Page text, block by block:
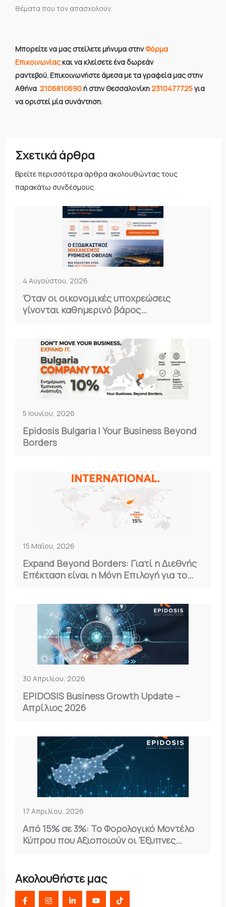
θέματα που τον απασχολούν.
Mπορείτε να μας στείλετε μήνυμα στηνΦόρμα
Επικοινωνίαςκαι να κλείσετε ένα δωρεάν
ραντεβού. Επικοινωνήστε άμεσα με τα γραφεία μας στην
Αθήνα 2106810690ή στην Θεσσαλονίκη2310477725για
να οριστεί μία συνάντηση.
Σχετικά άρθρα
Βρείτε περισσότερα άρθρα ακολουθώντας τους
παρακάτω συνδέσμους
4 Αυγούστου, 2026
Όταν οι οικονομικές υποχρεώσεις
γίνονται καθημερινό βάρος…
5 Ιουνίου, 2026
Epidosis Bulgaria | Your Business Beyond
Borders
15 Μαΐου, 2026
Expand Beyond Borders: Γιατί η Διεθνής
Επέκταση είναι η Μόνη Επιλογή για το
30 Απριλίου, 2026
EPIDOSIS Business Growth Update –
Απρίλιος 2026
17 Απριλίου, 2026
Από 15% σε 3%: Το Φορολογικό Μοντέλο
Κύπρου που Αξιοποιούν οι Έξυπνες
Ακολουθήστε μας
F
a
I
n
L
i
Y
o
T
i